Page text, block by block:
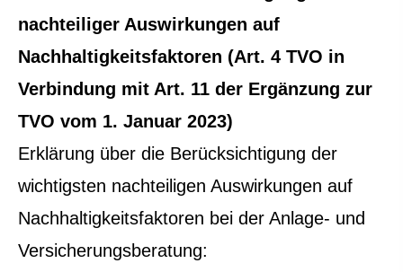
nachteiliger Auswirkungen auf
Nachhaltigkeitsfaktoren (Art. 4 TVO in
Verbindung mit Art. 11 der Ergänzung zur
TVO vom 1. Januar 2023)
Erklärung über die Berücksichtigung der
wichtigsten nachteiligen Auswirkungen auf
Nachhaltigkeitsfaktoren bei der Anlage- und
Versicherungsberatung: